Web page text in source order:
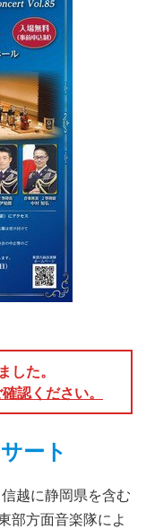
た。
認ください。
ート
越に静岡県を含む
部方面音楽隊によ